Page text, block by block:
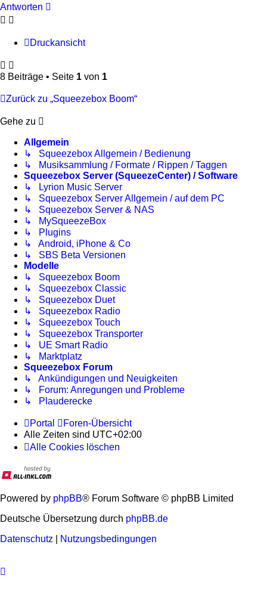
Antworten
Druckansicht
8 Beiträge • Seite 1 von 1
Zurück zu „Squeezebox Boom“
Gehe zu
Allgemein
↳ Squeezebox Allgemein / Bedienung
↳ Musiksammlung / Formate / Rippen / Taggen
Squeezebox Server (SqueezeCenter) / Software
↳ Lyrion Music Server
↳ Squeezebox Server Allgemein / auf dem PC
↳ Squeezebox Server & NAS
↳ MySqueezeBox
↳ Plugins
↳ Android, iPhone & Co
↳ SBS Beta Versionen
Modelle
↳ Squeezebox Boom
↳ Squeezebox Classic
↳ Squeezebox Duet
↳ Squeezebox Radio
↳ Squeezebox Touch
↳ Squeezebox Transporter
↳ UE Smart Radio
↳ Marktplatz
Squeezebox Forum
↳ Ankündigungen und Neuigkeiten
↳ Forum: Anregungen und Probleme
↳ Plauderecke
Portal
Foren-Übersicht
Alle Zeiten sind UTC+02:00
Alle Cookies löschen
Powered by phpBB® Forum Software © phpBB Limited
Deutsche Übersetzung durch phpBB.de
Datenschutz
Nutzungsbedingungen